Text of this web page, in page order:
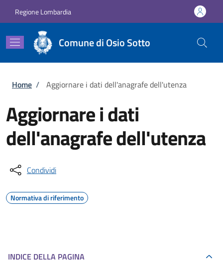
Regione Lombardia
Comune di Osio Sotto
Briciole di pane
Home / Aggiornare i dati dell'anagrafe dell'utenza
Aggiornare i dati
dell'anagrafe dell'utenza
Condividi
Normativa di riferimento
INDICE DELLA PAGINA